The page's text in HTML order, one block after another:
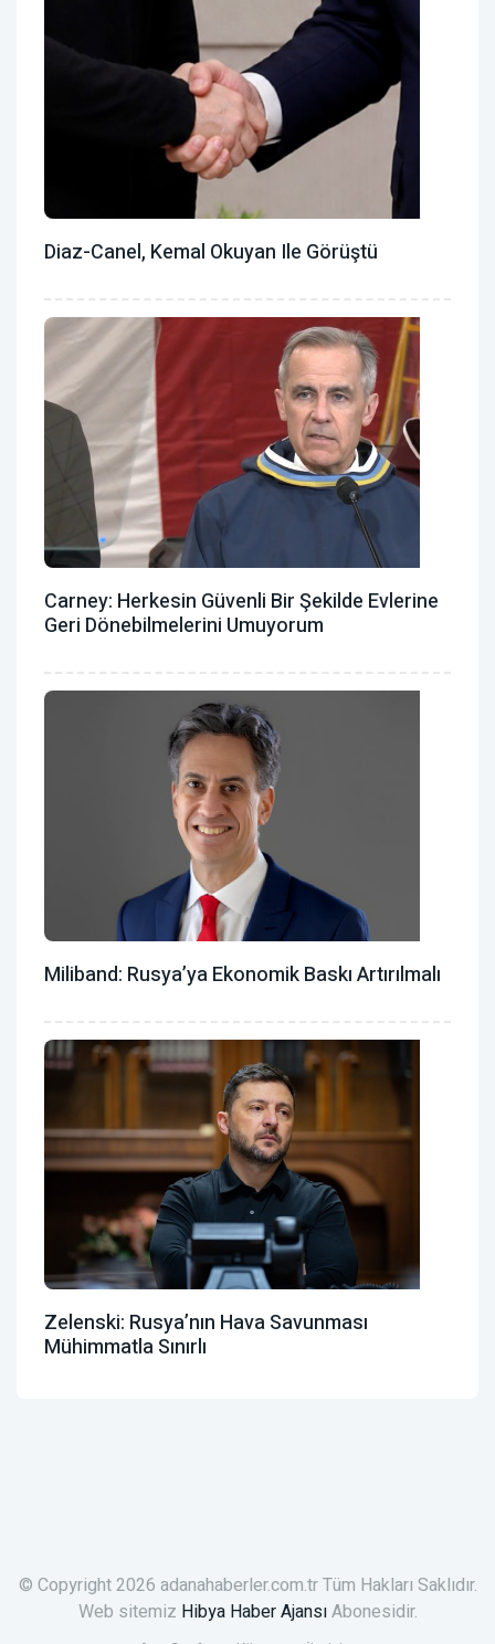
Diaz-Canel, Kemal Okuyan Ile Görüştü
Carney: Herkesin Güvenli Bir Şekilde Evlerine
Geri Dönebilmelerini Umuyorum
Miliband: Rusya’ya Ekonomik Baskı Artırılmalı
Zelenski: Rusya’nın Hava Savunması
Mühimmatla Sınırlı
© Copyright 2026 adanahaberler.com.tr Tüm Hakları Saklıdır.
Web sitemiz Hibya Haber AjansıAbonesidir.